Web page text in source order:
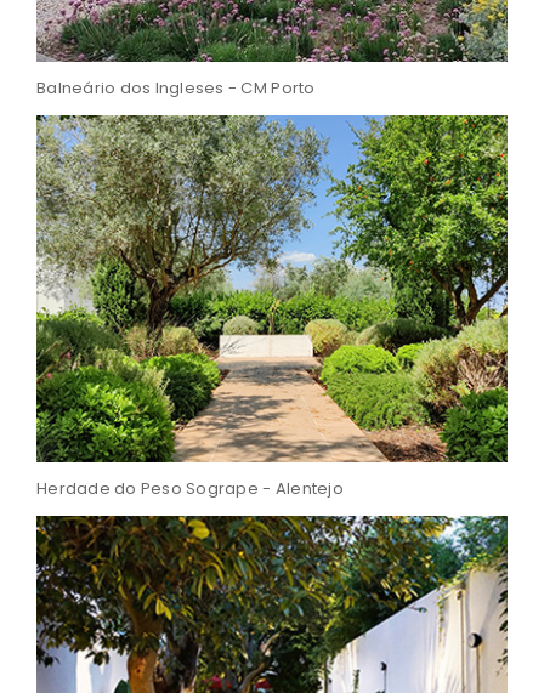
Balneário dos Ingleses - CM Porto
Herdade do Peso Sogrape - Alentejo